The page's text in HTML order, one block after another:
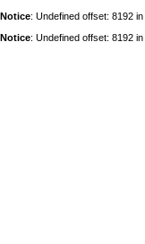
Notice: Undefined offset: 8192 in
Notice: Undefined offset: 8192 in